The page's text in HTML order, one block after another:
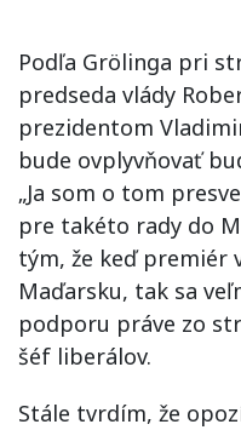
Podľa Grölinga pri
predseda vlády
prezidentom
bude ovplyvňovať
„Ja som o tom
pre takéto rady do
tým, že keď premiér
Maďarsku, tak sa
podporu práve zo
šéf liberálov.
Stále tvrdím, že